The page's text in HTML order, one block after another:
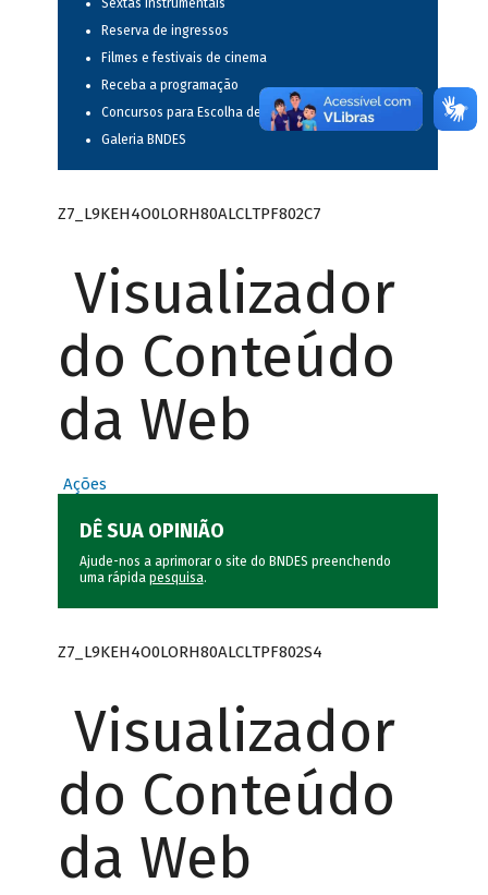
Sextas instrumentais
Reserva de ingressos
Filmes e festivais de cinema
Receba a programação
Concursos para Escolha de Espetáculos Musicais
Galeria BNDES
Z7_L9KEH4O0LORH80ALCLTPF802C7
Visualizador
do Conteúdo
da Web
Ações
DÊ SUA OPINIÃO
Ajude-nos a aprimorar o site do BNDES preenchendo
uma rápida pesquisa.
Z7_L9KEH4O0LORH80ALCLTPF802S4
Visualizador
do Conteúdo
da Web